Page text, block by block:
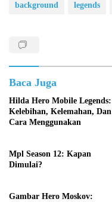
background legends
Baca Juga
Hilda Hero Mobile Legends:
Kelebihan, Kelemahan, Dan
Cara Menggunakan
Mpl Season 12: Kapan
Dimulai?
Gambar Hero Moskov: